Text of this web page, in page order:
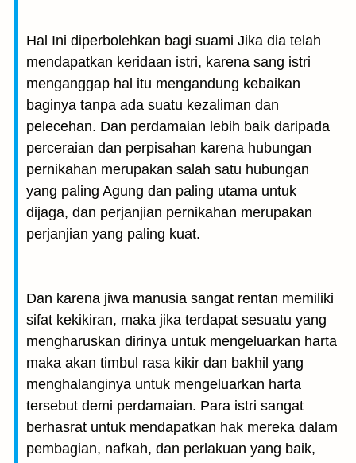
Hal Ini diperbolehkan bagi suami Jika dia telah
mendapatkan keridaan istri, karena sang istri
menganggap hal itu mengandung kebaikan
baginya tanpa ada suatu kezaliman dan
pelecehan. Dan perdamaian lebih baik daripada
perceraian dan perpisahan karena hubungan
pernikahan merupakan salah satu hubungan
yang paling Agung dan paling utama untuk
dijaga, dan perjanjian pernikahan merupakan
perjanjian yang paling kuat.
Dan karena jiwa manusia sangat rentan memiliki
sifat kekikiran, maka jika terdapat sesuatu yang
mengharuskan dirinya untuk mengeluarkan harta
maka akan timbul rasa kikir dan bakhil yang
menghalanginya untuk mengeluarkan harta
tersebut demi perdamaian. Para istri sangat
berhasrat untuk mendapatkan hak mereka dalam
pembagian, nafkah, dan perlakuan yang baik,